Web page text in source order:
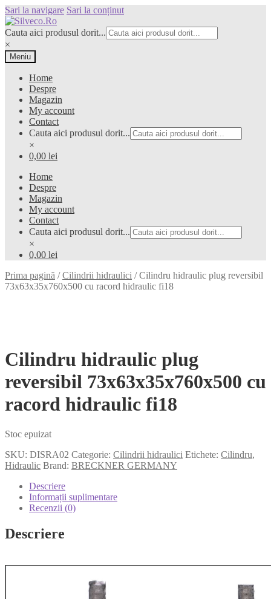
Sari la navigare Sari la conținut
Cauta aici produsul dorit...
×
Meniu
Home
Despre
Magazin
My account
Contact
Cauta aici produsul dorit...
×
0,00 lei
Home
Despre
Magazin
My account
Contact
Cauta aici produsul dorit...
×
0,00 lei
Prima pagină /Cilindrii hidraulici /Cilindru hidraulic plug reversibil
73x63x35x760x500 cu racord hidraulic fi18
Cilindru hidraulic plug
reversibil 73x63x35x760x500 cu
racord hidraulic fi18
Stoc epuizat
SKU: DISRA02 Categorie: Cilindrii hidraulici Etichete: Cilindru,
Hidraulic Brand: BRECKNER GERMANY
Descriere
Informații suplimentare
Recenzii (0)
Descriere